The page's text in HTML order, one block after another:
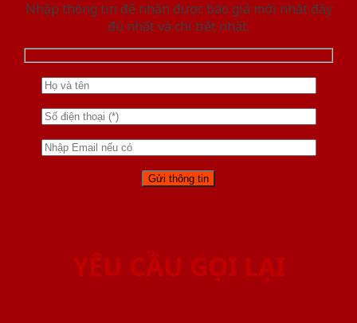
Nhập thông tin để nhận được báo giá mới nhât đầy
đủ nhất và chi tiết nhất.
YÊU CẦU GỌI LẠI